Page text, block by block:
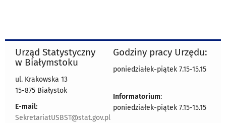
Urząd Statystyczny
w Białymstoku
ul. Krakowska 13
15-875 Białystok
E-mail:
SekretariatUSBST@stat.gov.pl
Godziny pracy Urzędu:
poniedziałek-piątek 7.15-15.15
Informatorium:
poniedziałek-piątek 7.15-15.15